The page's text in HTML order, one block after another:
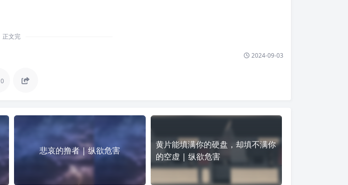
正文完
2024-09-03
0
悲哀的撸者 | 纵欲危害
黄片能填满你的硬盘，却填不满你
的空虚 | 纵欲危害